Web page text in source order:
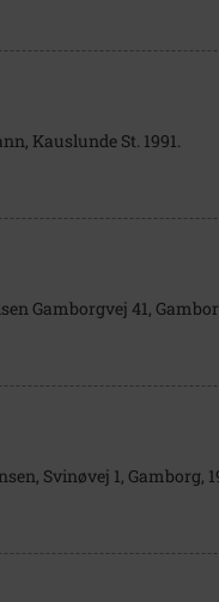
Kauslunde St. 1991.
Gamborgvej 41,
Svinøvej 1, Gamborg,